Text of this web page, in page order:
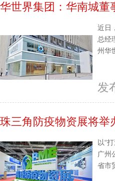
华世界集团：华南城董
近日
总经
州
发
珠三角防疫物资展将举
以“
广州
省市